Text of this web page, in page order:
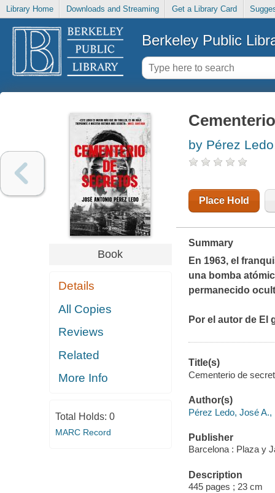
Library Home Downloads and Streaming Get a Library Card
Berkeley Public
Book
Details
All Copies
Reviews
Related
More Info
Total Holds: 0
MARC Record
by Pérez
Place Hold
Summary
En 1963, el
una bomba
permanecido
Por el autor de El
Title(s)
Cementerio de
Author(s)
Pérez Ledo, José A.,
Publisher
Barcelona : Plaza y
Description
445 pages ; 23 cm